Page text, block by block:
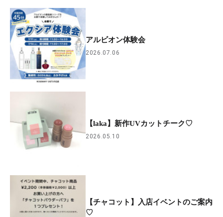
アルビオン体験会
2026.07.06
【laka】新作UVカットチーク♡
2026.05.10
【チャコット】入店イベントのご案内
♡